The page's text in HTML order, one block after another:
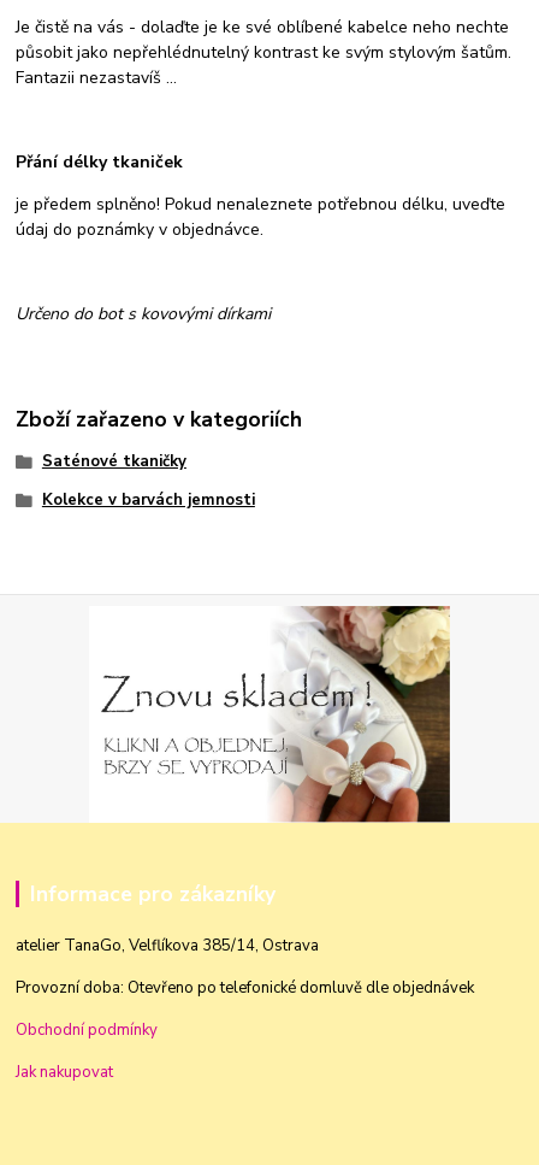
Je čistě na vás - dolaďte je ke své oblíbené kabelce neho nechte
působit jako nepřehlédnutelný kontrast ke svým stylovým šatům.
Fantazii nezastavíš ...
Přání délky tkaniček
je předem splněno! Pokud nenaleznete potřebnou délku, uveďte
údaj do poznámky v objednávce.
Určeno do bot s kovovými dírkami
Zboží zařazeno v kategoriích
Saténové tkaničky
Kolekce v barvách jemnosti
Informace pro zákazníky
atelier TanaGo, Velflíkova 385/14, Ostrava
Provozní doba: Otevřeno po telefonické domluvě dle objednávek
Obchodní podmínky
Jak nakupovat